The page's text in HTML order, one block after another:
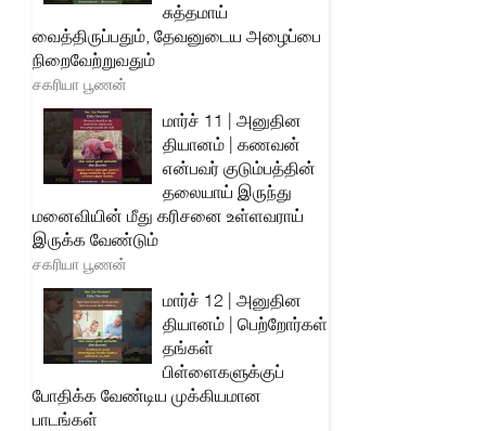
சுத்தமாய்
வைத்திருப்பதும், தேவனுடைய அழைப்பை
நிறைவேற்றுவதும்
சகரியா பூணன்
மார்ச் 11 | அனுதின
தியானம் | கணவன்
என்பவர் குடும்பத்தின்
தலையாய் இருந்து
மனைவியின் மீது கரிசனை உள்ளவராய்
இருக்க வேண்டும்
சகரியா பூணன்
மார்ச் 12 | அனுதின
தியானம் | பெற்றோர்கள்
தங்கள்
பிள்ளைகளுக்குப்
போதிக்க வேண்டிய முக்கியமான
பாடங்கள்